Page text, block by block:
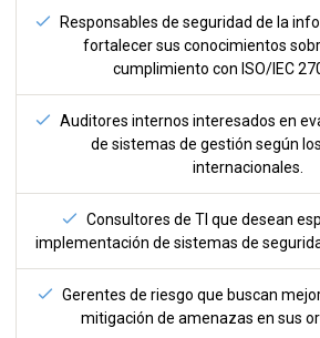
Responsables de seguridad de la
fortalecer sus conocimientos
cumplimiento con ISO/IEC
Auditores internos interesados en
de sistemas de gestión según
internacionales.
Consultores de TI que desean
implementación de sistemas de
Gerentes de riesgo que buscan
mitigación de amenazas en sus